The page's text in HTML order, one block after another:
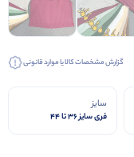
گزارش مشخصات کالا یا موارد قانونی
سایز
فری سایز ۳۶ تا ۴۴